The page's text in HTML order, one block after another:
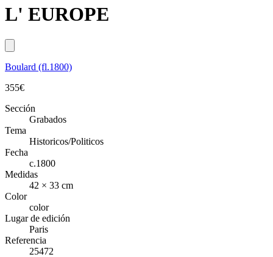
L' EUROPE
Boulard (fl.1800)
355€
Sección
Grabados
Tema
Historicos/Politicos
Fecha
c.1800
Medidas
42 × 33 cm
Color
color
Lugar de edición
Paris
Referencia
25472